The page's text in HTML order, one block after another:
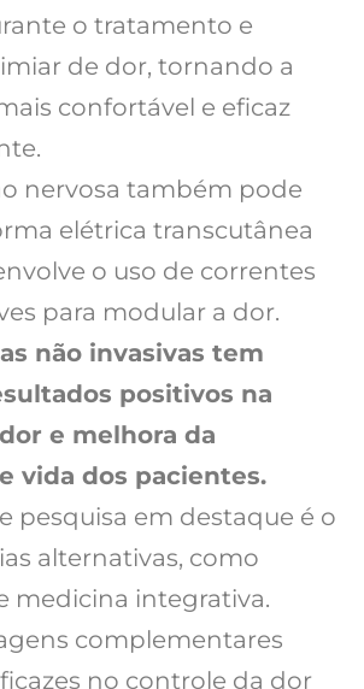
o tratamento e
de dor, tornando a
confortável e eficaz
nervosa também pode
elétrica transcutânea
o uso de correntes
para modular a dor.
não invasivas tem
positivos na
e melhora da
vida dos pacientes.
pesquisa em destaque é o
alternativas, como
medicina integrativa.
complementares
no controle da dor